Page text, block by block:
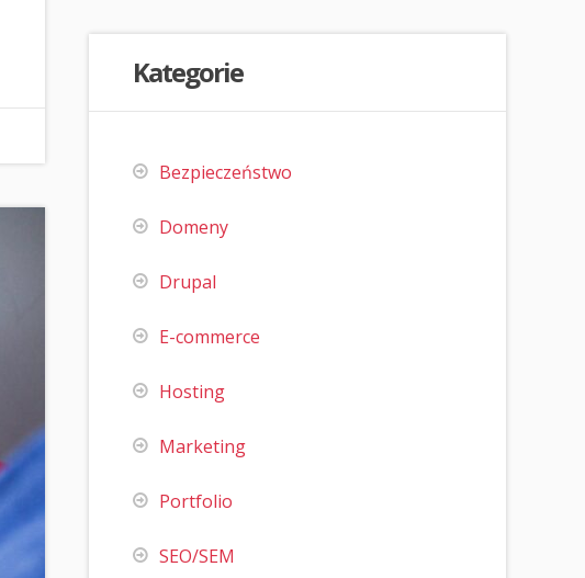
Kategorie
Bezpieczeństwo
Domeny
Drupal
E-commerce
Hosting
Marketing
Portfolio
SEO/SEM